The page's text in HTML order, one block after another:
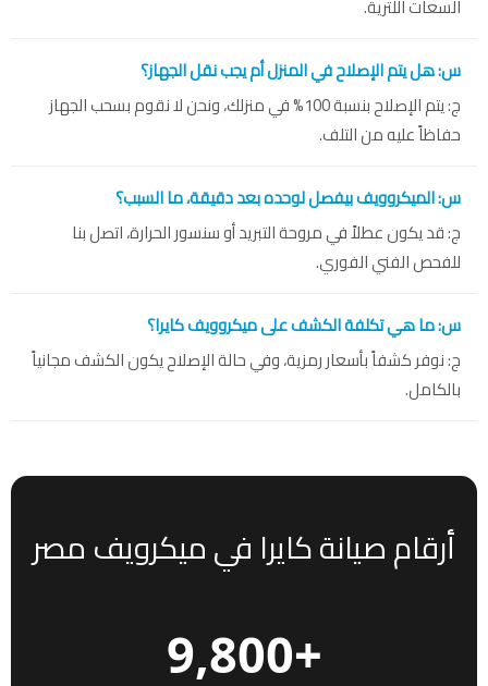
السعات اللترية.
س: هل يتم الإصلاح في المنزل أم يجب نقل الجهاز؟
ج: يتم الإصلاح بنسبة 100% في منزلك، ونحن لا نقوم بسحب الجهاز
حفاظاً عليه من التلف.
س: الميكروويف بيفصل لوحده بعد دقيقة، ما السبب؟
ج: قد يكون عطلاً في مروحة التبريد أو سنسور الحرارة، اتصل بنا
للفحص الفني الفوري.
س: ما هي تكلفة الكشف على ميكروويف كايرا؟
ج: نوفر كشفاً بأسعار رمزية، وفي حالة الإصلاح يكون الكشف مجانياً
بالكامل.
أرقام صيانة كايرا في ميكرويف مصر
+9,800